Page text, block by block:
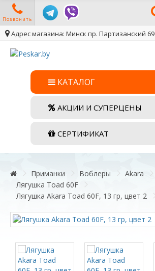
Позвонить
Адрес магазина: Минск пр. Партизанский 69
КАТАЛОГ
АКЦИИ И СУПЕРЦЕНЫ
СЕРТИФИКАТ
Приманки Воблеры
Akara
Лягушка Toad 60F
Лягушка Akara Toad 60F, 13 гр, цвет 2